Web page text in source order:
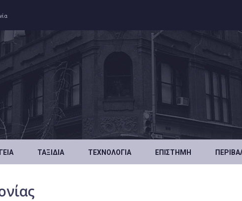
ΤΑΞΊΔΙΑ ΤΕΧΝΟΛΟΓΊΑ ΕΠΙΣΤΉΜΗ